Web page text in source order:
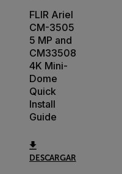
FLIR Ariel
CM-3505
5 MP and
CM33508
4K Mini-
Dome
Quick
Install
Guide
DESCARGAR